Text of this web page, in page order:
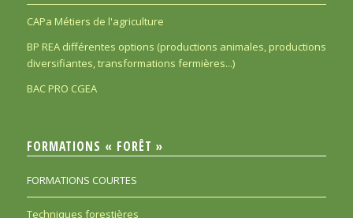
CAPa Métiers de l'agriculture
BP REA différentes options (productions animales, productions
diversifiantes, transformations fermières...)
BAC PRO CGEA
FORMATIONS « FORÊT »
FORMATIONS COURTES
Techniques forestières